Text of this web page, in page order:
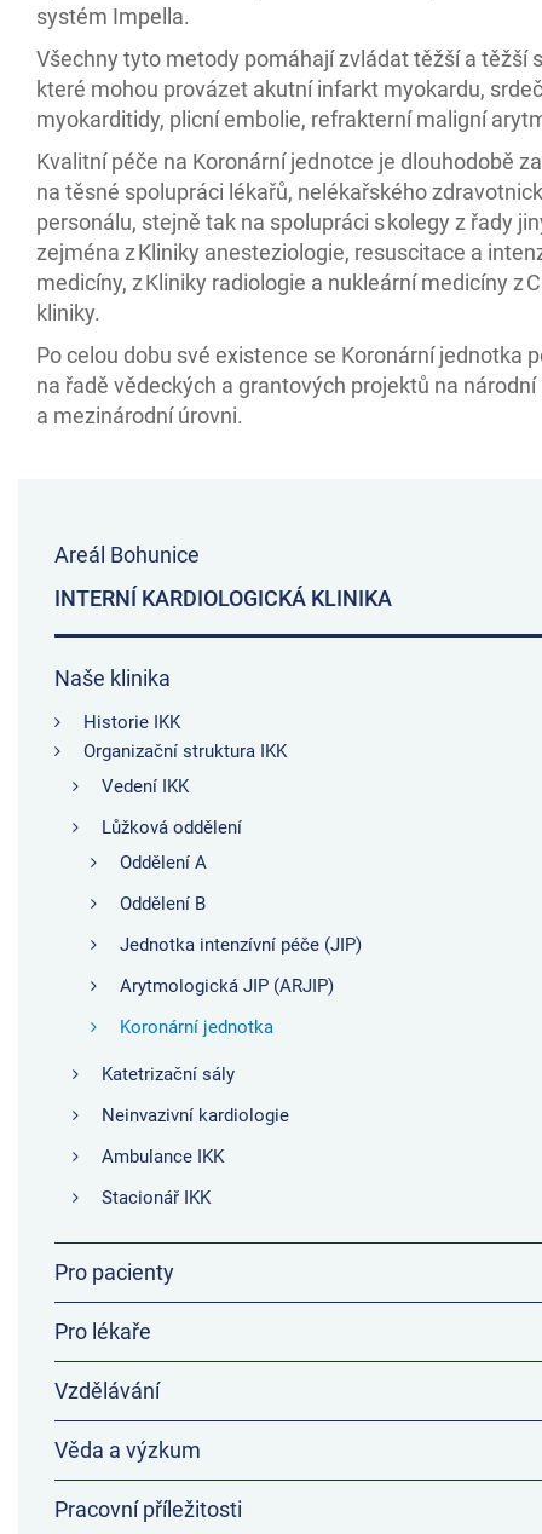
systém Impella.
Všechny tyto metody pomáhají zvládat těžší a těžší
které mohou provázet akutní infarkt myokardu,
myokarditidy, plicní embolie, refrakterní maligní
Kvalitní péče na Koronární jednotce je dlouhodobě
na těsné spolupráci lékařů, nelékařského
personálu, stejně tak na spolupráci s kolegy z řady
zejména z Kliniky anesteziologie, resuscitace a
medicíny, z Kliniky radiologie a nukleární medicíny z
kliniky.
Po celou dobu své existence se Koronární jednotka
na řadě vědeckých a grantových projektů na národní
a mezinárodní úrovni.
Areál Bohunice
INTERNÍ KARDIOLOGICKÁ KLINIKA
Naše klinika
Historie IKK
Organizační struktura IKK
Vedení IKK
Lůžková oddělení
Oddělení A
Oddělení B
Jednotka intenzívní péče (JIP)
Arytmologická JIP (ARJIP)
Koronární jednotka
Katetrizační sály
Neinvazivní kardiologie
Ambulance IKK
Stacionář IKK
Pro pacienty
Pro lékaře
Vzdělávání
Věda a výzkum
Pracovní příležitosti